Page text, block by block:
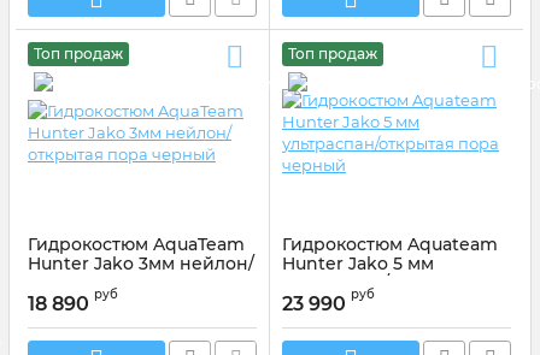
Топ продаж
Гидрокостюм AquaTeam
Hunter Jako 3мм нейлон/
открытая пора черный
18 890 руб
Топ продаж
Гидрокостюм Aquateam
Hunter Jako 5 мм
ультраспан/открытая
пора черный
23 990 руб